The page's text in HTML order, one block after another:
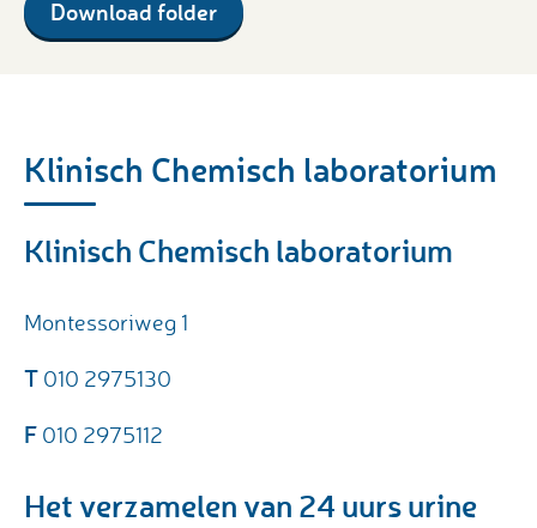
Download folder
Klinisch Chemisch laboratorium
Klinisch Chemisch laboratorium
Montessoriweg 1
T 010 2975130
F 010 2975112
Het verzamelen van 24 uurs urine